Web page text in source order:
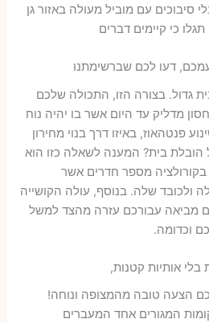
סיבוכים עם מוביל מעולה באזור גן
כי קיימים דברים
דעו לכם שברשימתנו
גדול. בצורה הזו, התכולה שלכם
מדליק עד היום אשר בו יהיה נוח
פנטהאוז, באיזו דרך בנוי מחירון
בית? המענה לשאלה כזו הוא
מספר חדרים אשר
ולכובד שלה. בנוסף, עולה הקושייה
מביאה עבורכם עזרה מהצד למשל
וכדומה.
אותיות קטנות,
לכם הצעה טובה מהמצופה ונוחה!
המגורים אחד המעברים